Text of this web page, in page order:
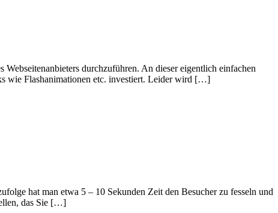
durchzuführen. An dieser eigentlich einfachen
wie Flashanimationen etc. investiert. Leider wird […]
hat man etwa 5 – 10 Sekunden Zeit den Besucher zu fesseln und
das Sie […]